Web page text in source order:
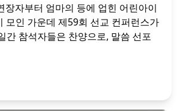
장자부터 엄마의 등에 업힌 어린아이
모인 가운데 제59회 선교 컨퍼런스가
간 참석자들은 찬양으로, 말씀 선포